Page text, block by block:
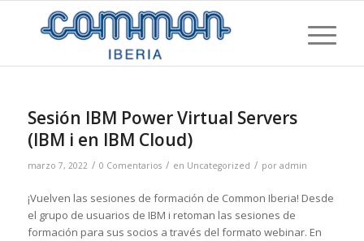
Sesión IBM Power Virtual Servers
(IBM i en IBM Cloud)
marzo 7, 2022 / 0 Comentarios / en Uncategorized / por admin
¡Vuelven las sesiones de formación de Common Iberia! Desde
el grupo de usuarios de IBM i retoman las sesiones de
formación para sus socios a través del formato webinar. En